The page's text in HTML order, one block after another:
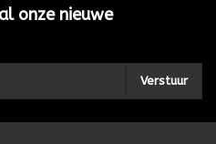
onze nieuwe
Verstuur